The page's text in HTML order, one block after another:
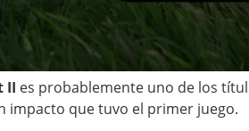
II es probablemente uno de los
impacto que tuvo el primer juego.